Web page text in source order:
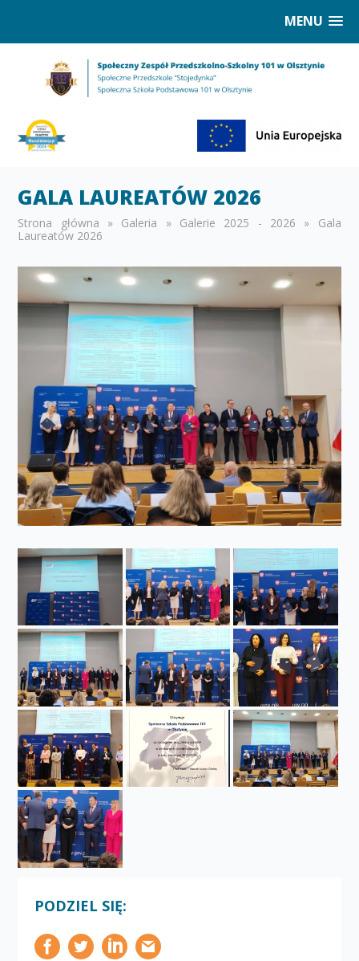
MENU
GALA LAUREATÓW 2026
Strona główna » Galeria » Galerie 2025 - 2026 » Gala
Laureatów 2026
PODZIEL SIĘ: